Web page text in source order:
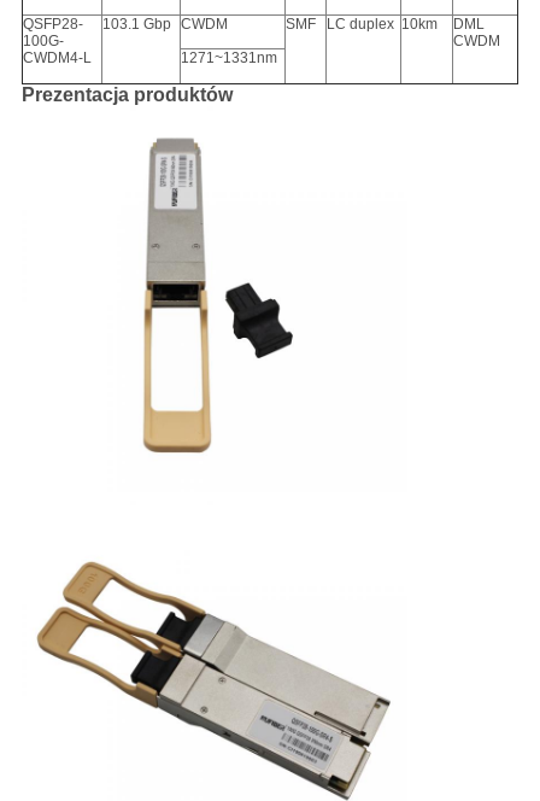
QSFP28-
100G-
CWDM4-L
103.1 Gbp CWDM SMF LC duplex 10km
DML
CWDM
1271~1331nm
Prezentacja produktów